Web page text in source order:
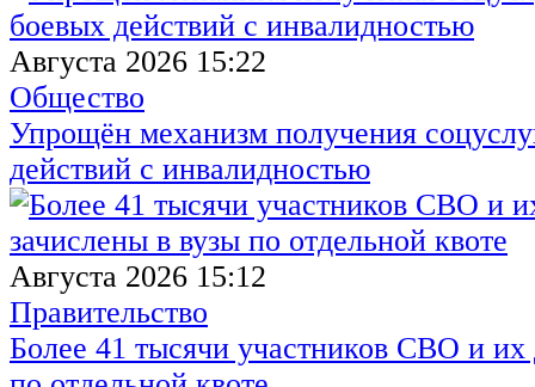
Августа 2026 15:22
Общество
Упрощён механизм получения
действий с инвалидностью
Августа 2026 15:12
Правительство
Более 41 тысячи участников СВО и их